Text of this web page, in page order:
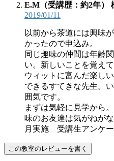
E.M（受講歴：約2年）
2019/01/11
以前から茶道には興味
かったので申込み。
同じ趣味の仲間は年齢
い。新しいことを覚え
ウィットに富んだ楽し
できるすてきな先生。
囲気です。
まずは気軽に見学から
味のお友達は気がねが
月実施 受講生アンケー
この教室のレビューを書く